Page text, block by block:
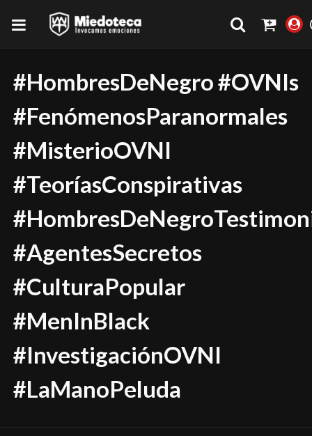
#HombresDeNegro #OVNIs
#FenómenosParanormales
#MisterioOVNI
#TeoríasConspirativas
#AgentesSecretos
#CulturaPopular
#MenInBlack
#InvestigaciónOVNI
#LaManoPeluda